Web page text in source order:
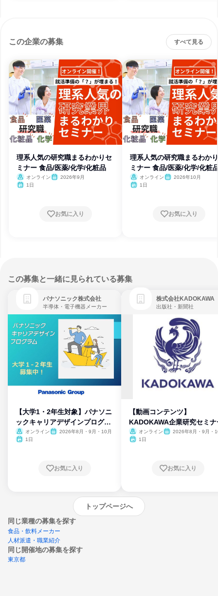
この企業の募集 すべて見る
理系人気の研究職まるわかりセ
ミナー 食品/医薬/化学/化粧品
オンライン
2026年9月
1日
お気に入り
理系人気の研究職まるわか
ミナー 食品/医薬/化学/化粧
オンライン
2026年10月
1日
お気に入り
この募集と一緒に見られている募集
パナソニック株式会社
半導体・電子機器メーカー
【大学1・2年生対象】パナソニ
ックキャリアデザインプログラ
ム
オンライン
2026年8月・9月・10月
1日
お気に入り
株式会社KADOKAWA
出版社・新聞社
【動画コンテンツ】
KADOKAWA企業研究セミナ
オンライン
2026年8月・9月・
1日
お気に入り
トップページへ
同じ業種の募集を探す
食品・飲料メーカー
人材派遣・職業紹介
同じ開催地の募集を探す
東京都